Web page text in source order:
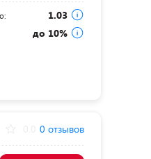
1.03
до 10%
0 отзывов